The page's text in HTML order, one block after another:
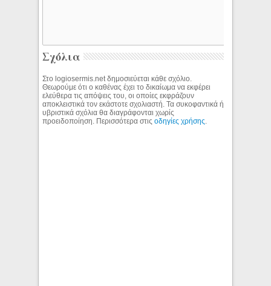
Σχόλια
Στο logiosermis.net δημοσιεύεται κάθε σχόλιο.
Θεωρούμε ότι ο καθένας έχει το δικαίωμα να εκφέρει
ελεύθερα τις απόψεις του, οι οποίες εκφράζουν
αποκλειστικά τον εκάστοτε σχολιαστή. Τα συκοφαντικά ή
υβριστικά σχόλια θα διαγράφονται χωρίς
προειδοποίηση. Περισσότερα στιςοδηγίες χρήσης